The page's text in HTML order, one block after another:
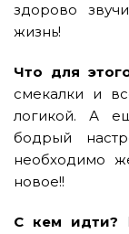
здорово
жизнь!
Что для
смекалки и
логикой. А
бодрый
необходимо
новое!!
С кем идти?